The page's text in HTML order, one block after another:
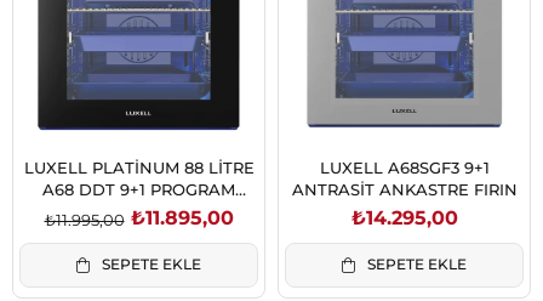
LUXELL PLATİNUM 88 LİTRE
A68 DDT 9+1 PROGRAM
SİYAH FIRIN
₺11.895,00
₺11.995,00
SEPETE EKLE
LUXELL A68SGF3 9+1
ANTRASİT ANKASTRE FIRIN
₺14.295,00
SEPETE EKLE